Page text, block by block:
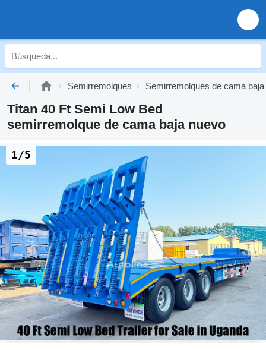
Semirremolques Semirremolques de cama baja
Titan 40 Ft Semi Low Bed
semirremolque de cama baja nuevo
1/5